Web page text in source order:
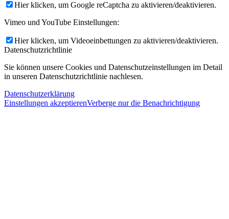
Hier klicken, um Google reCaptcha zu aktivieren/deaktivieren.
Vimeo und YouTube Einstellungen:
Hier klicken, um Videoeinbettungen zu aktivieren/deaktivieren.
Datenschutzrichtlinie
Sie können unsere Cookies und Datenschutzeinstellungen im Detail
in unseren Datenschutzrichtlinie nachlesen.
Datenschutzerklärung
Einstellungen akzeptierenVerberge nur die Benachrichtigung